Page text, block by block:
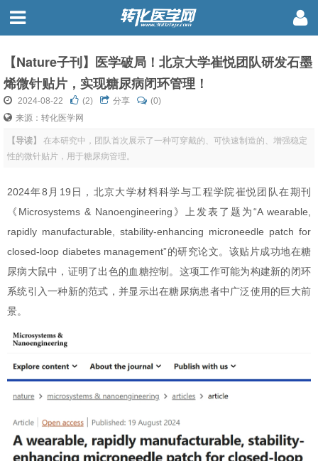
【Nature子刊】医学破局！北京大学崔悦团队研发石墨
烯微针贴片，实现糖尿病闭环管理！
2024-08-22 (2) 分享
(0)
来源：转化医学网
【导读】
在本研究中，团队首次展示了一种可穿戴的、可快速制造的、增强稳定
性的微针贴片，用于糖尿病管理。
2024年8月19日，北京大学材料科学与工程学院崔悦团队在期刊
《Microsystems & Nanoengineering》上发表了题为“A wearable,
rapidly manufacturable, stability-enhancing microneedle patch for
closed-loop diabetes management”的研究论文。该贴片成功地在糖
尿病大鼠中，证明了出色的血糖控制。这项工作可能为构建新的闭环
系统引入一种新的范式，并显示出在糖尿病患者中广泛使用的巨大前
景。